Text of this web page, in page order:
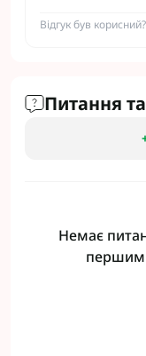
Відгук був корисний?
Питання та
Немає
першим